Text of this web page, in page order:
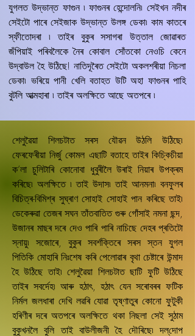
যুগলত উদ্ভান্ত ফাগুন ৷ ফাগুনৰ হেন্দোলনি৷ সেইখন নদীৰ
সেইটো পাৰে সেইজাক উদ্ভান্ত উলঙ্গ ডেকা৷ কাম কাতৰে
স্ফীতোদৰা ৷ তাইৰ বুকুৰ সসাগৰা উত্তাল জোৱাৰত
জঁপিয়াই পৰিবলৈকে নৈৰ কোবাল সোঁতকো নেওচি কেনে
উদ্বাউল হৈ উঠিছে! নাতিদূৰৈত সেইটো অকলশৰীয়া নিচলা
ডেকা৷ ভৰিয়ে পানী খেলি বতাহত উটি অহা ফাগুনৰ পাহি
বুটলি আত্মহাৰা ৷ তাইৰ অলক্ষিতে আছে অতপৰে ৷
শেলুৱৈয়া শিলচটাত সৰস যৌৱন উঠলি উঠিছে৷
ফেৰফেৰীয়া নিৰ্জু কোমল এছাটি বতাহে তাইৰ কিচ্কিচীয়া
ক’লা চুলিটাৰি কোনোবা ধুবুৰীলৈ উৰাই নিয়াৰ উপক্ৰম
কৰিছে৷ অলক্ষিতে ৷ তাই উদাস৷ তাই আনমনা৷ বনফুলৰ
বিচিত্ৰ-বিমিশ্ৰ সুঘ্ৰাণ সোহাই সোহাই পান কৰিছে তাই৷
ডেকেৰুৱা তেজৰ সঘন তাঁতবাতিত গুৰু গোঁসাই নমনা ছন্দ,
উজানৰ মাছৰ দৰে দেও পাৰি পাৰি নাচিছে দেহৰ প্ৰতিটো
স্নায়ু৷ সজোৰে, বুকুৰ সবৰ্শক্তিৰে সৰস স্তন যুগল
পিতিকি মোহাৰি নিঃশেষ কৰি পেলোৱাৰ বৃথা চেষ্টাৰে উন্মাদ
হৈ উঠিছে তাই৷ শেলুৱৈয়া শিলচটাত ছাটি ফুটি উঠিছে
তাইৰ সবৰ্দেহ৷ আৰু হঠাৎ, হঠাৎ যেন সৰোবৰৰ ফটিক
নিৰ্মল জলধাৰা দেখি লৱৰি যোৱা তৃষ্ণাতুৰ কোনো ফুটুকী
হৰিণীৰ দৰে অতপৰে অলক্ষিতে থকা নিছলা সেই সুঠাম
বুকুখনলৈ বুলি তাই বাউলীজনী হৈ দৌৰিছে৷ দল্‌দোপ